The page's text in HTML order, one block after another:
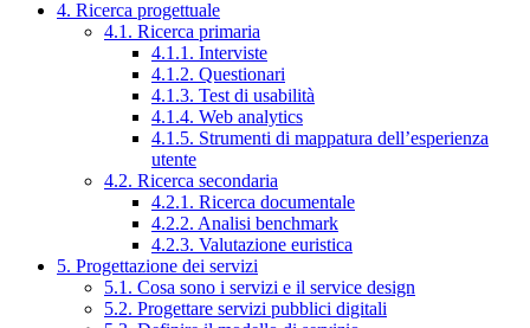
4. Ricerca progettuale
4.1. Ricerca primaria
4.1.1. Interviste
4.1.2. Questionari
4.1.3. Test di usabilità
4.1.4. Web analytics
4.1.5. Strumenti di mappatura dell’esperienza
utente
4.2. Ricerca secondaria
4.2.1. Ricerca documentale
4.2.2. Analisi benchmark
4.2.3. Valutazione euristica
5. Progettazione dei servizi
5.1. Cosa sono i servizi e il service design
5.2. Progettare servizi pubblici digitali